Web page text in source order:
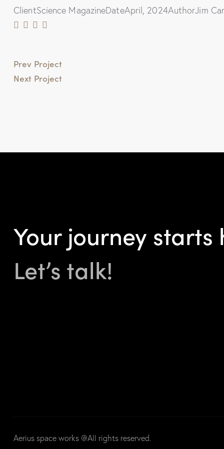
ClientScience MagazineDateApril, 2024AuthorJim
Prev Project
Next Project
Your journey starts
Let’s talk!
Aerius space works @All rights reserved.